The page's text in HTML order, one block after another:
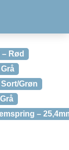
Rød
Grøn
–